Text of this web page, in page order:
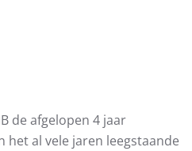
de afgelopen 4 jaar
het al vele jaren leegstaande